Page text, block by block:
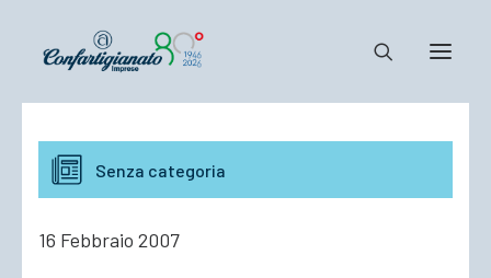
Notizie e Documenti
Confartigianato
Senza categoria
16 Febbraio 2007